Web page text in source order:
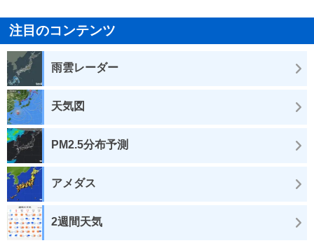
注目のコンテンツ
雨雲レーダー
天気図
PM2.5分布予測
アメダス
2週間天気